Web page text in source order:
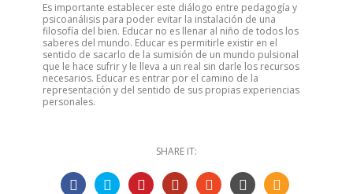
Es importante establecer este diálogo entre pedagogía y
psicoanálisis para poder evitar la instalación de una
filosofía del bien. Educar no es llenar al niño de todos los
saberes del mundo. Educar es permitirle existir en el
sentido de sacarlo de la sumisión de un mundo pulsional
que le hace sufrir y le lleva a un real sin darle los recursos
necesarios. Educar es entrar por el camino de la
representación y del sentido de sus propias experiencias
personales.
SHARE IT: